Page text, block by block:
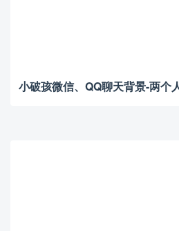
小破孩微信、QQ聊天背景-两个